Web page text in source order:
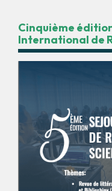
Cinquième
International de